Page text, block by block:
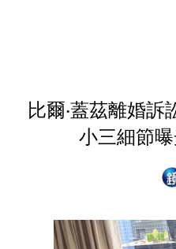
比爾‧蓋茲離婚
小三細節